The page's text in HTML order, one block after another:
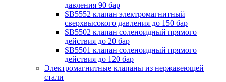
давления 90 бар
SB5552 клапан электромагнитный
сверхвысокого давления до 150 бар
SB5502 клапан соленоидный прямого
действия до 20 бар
SB5501 клапан соленоидный прямого
действия до 120 бар
Электромагнитные клапаны из нержавеющей
стали